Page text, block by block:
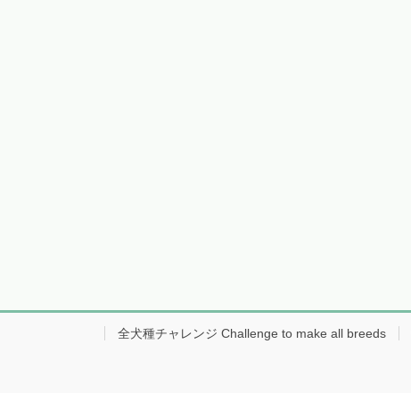
全犬種チャレンジ Challenge to make all breeds